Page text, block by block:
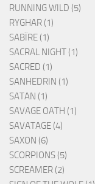
RUNNING WILD (5)
RYGHAR (1)
SABÏRE (1)
SACRAL NIGHT (1)
SACRED (1)
SANHEDRIN (1)
SATAN (1)
SAVAGE OATH (1)
SAVATAGE (4)
SAXON (6)
SCORPIONS (5)
SCREAMER (2)